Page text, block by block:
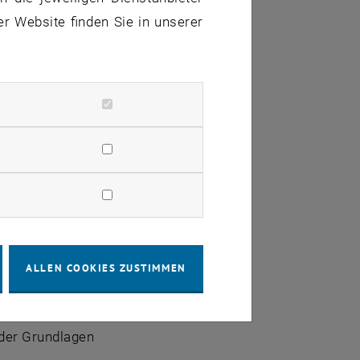
Grundlagen
Website finden Sie in unserer
ALLEN COOKIES ZUSTIMMEN